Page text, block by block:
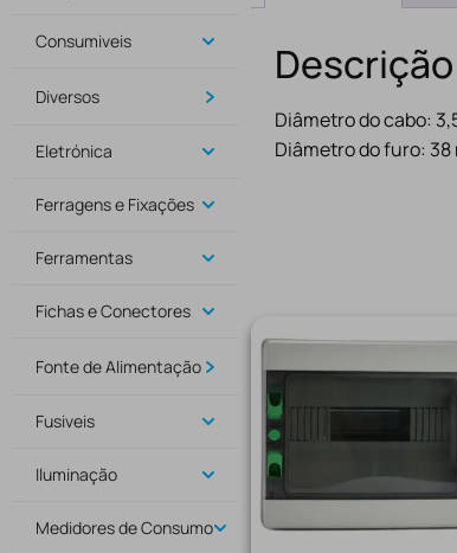
Consumiveis
Diversos
Eletrónica
Ferragens e Fixações
Ferramentas
Fichas e Conectores
Fonte de Alimentação
Fusiveis
Iluminação
Medidores de Consumo
Descrição
Diâmetro do cabo:
Diâmetro do furo: 38